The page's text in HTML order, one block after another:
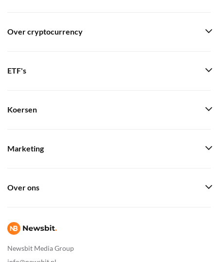
Newsbit Media Group
Over cryptocurrency
ETF's
Koersen
Marketing
Over ons